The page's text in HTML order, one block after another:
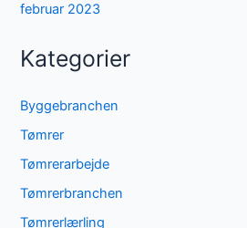
februar 2023
Kategorier
Byggebranchen
Tømrer
Tømrerarbejde
Tømrerbranchen
Tømrerlærling